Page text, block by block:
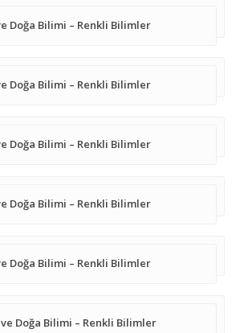
Doğa Bilimi – Renkli Bilimler
Doğa Bilimi – Renkli Bilimler
Doğa Bilimi – Renkli Bilimler
Doğa Bilimi – Renkli Bilimler
Doğa Bilimi – Renkli Bilimler
Doğa Bilimi – Renkli Bilimler